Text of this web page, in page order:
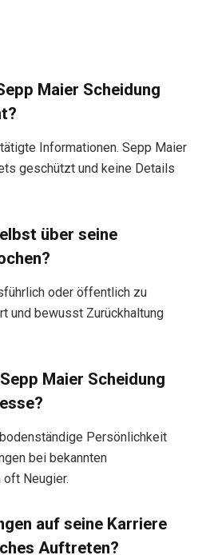
Maier Scheidung
Informationen. Sepp Maier
geschützt und keine Details
über seine
oder öffentlich zu
und bewusst Zurückhaltung
Maier Scheidung
Persönlichkeit
bei bekannten
Neugier.
auf seine Karriere
Auftreten?